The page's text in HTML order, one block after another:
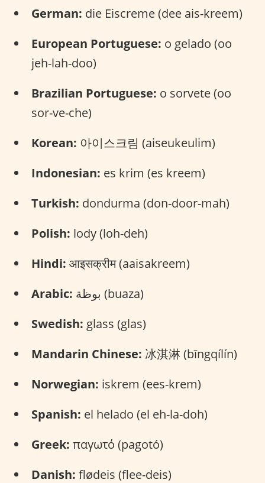
German: die Eiscreme (dee ais-kreem)
European Portuguese: o gelado (oo
jeh-lah-doo)
Brazilian Portuguese: o sorvete (oo
sor-ve-che)
Korean: 아이스크림 (aiseukeulim)
Indonesian: es krim (es kreem)
Turkish: dondurma (don-door-mah)
Polish: lody (loh-deh)
Hindi: आइसक्रीम (aaisakreem)
Arabic:
بوظة (buaza)
Swedish: glass (glas)
Mandarin Chinese: 冰淇淋 (bīngqílín)
Norwegian: iskrem (ees-krem)
Spanish: el helado (el eh-la-doh)
Greek: παγωτό (pagotó)
Danish: flødeis (flee-deis)